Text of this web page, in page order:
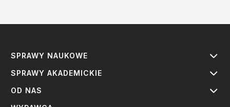
SPRAWY NAUKOWE
SPRAWY AKADEMICKIE
OD NAS